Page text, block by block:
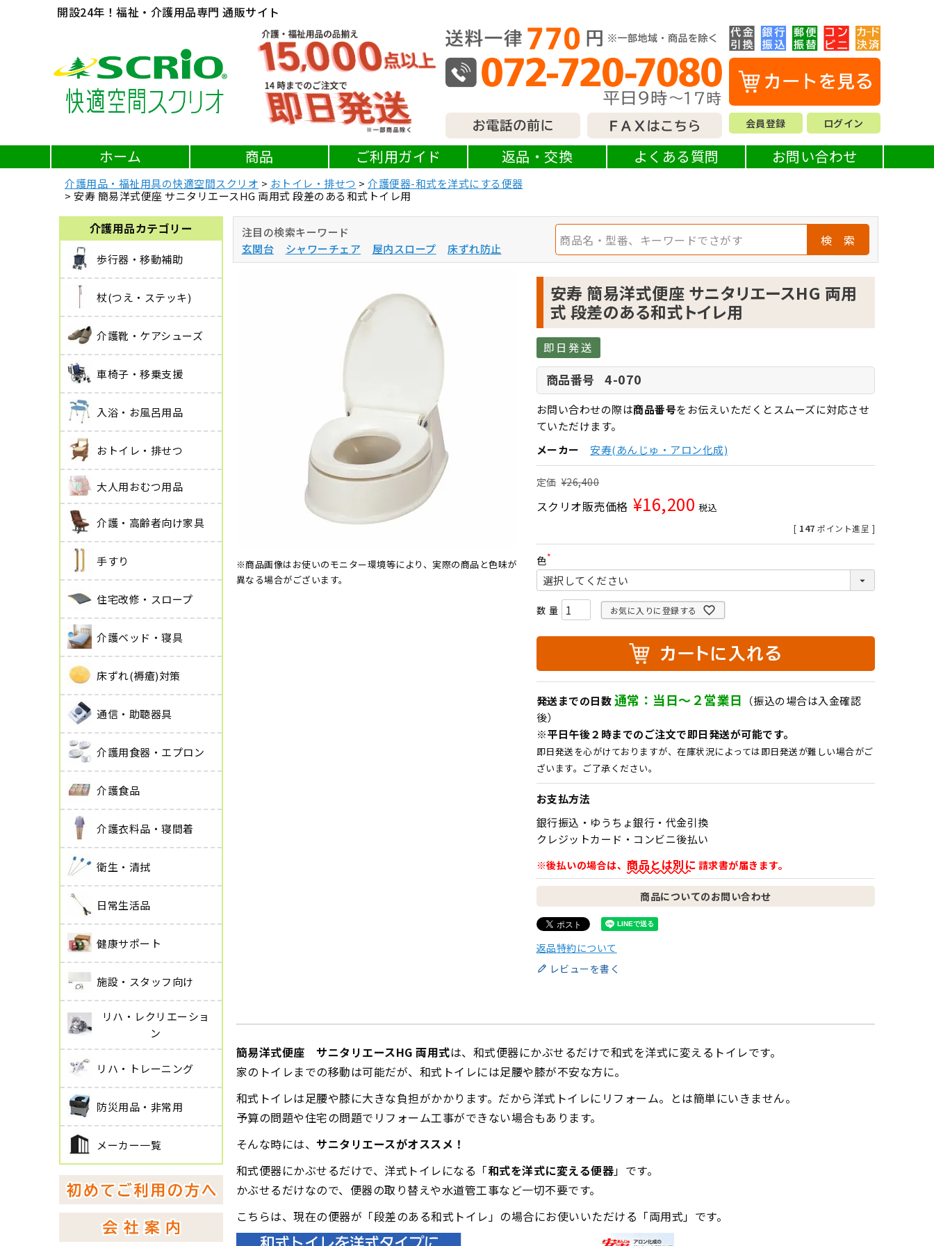
開設24年！福祉・介護用品専門 通販サイト
会員登録 ログイン
ホーム 商品 ご利用ガイド 返品・交換 よくある質問 お問い合わせ
介護用品・福祉用具の快適空間スクリオ おトイレ・排せつ
介護便器-和式を洋式にする便器
安寿 簡易洋式便座 サニタリエースHG 両用式 段差のある和式トイレ用
介護用品カテゴリー
歩行器・移動補助
杖(つえ・ステッキ)
介護靴・ケアシューズ
車椅子・移乗支援
入浴・お風呂用品
おトイレ・排せつ
大人用おむつ用品
介護・高齢者向け家具
手すり
住宅改修・スロープ
介護ベッド・寝具
床ずれ(褥瘡)対策
通信・助聴器具
介護用食器・エプロン
介護食品
介護衣料品・寝間着
衛生・清拭
日常生活品
健康サポート
施設・スタッフ向け
リハ・レクリエーショ
ン
リハ・トレーニング
防災用品・非常用
メーカー一覧
注目の検索キーワード
玄関台
シャワーチェア 屋内スロープ 床ずれ防止
検 索
※商品画像はお使いのモニター環境等により、実際の商品と色味が
異なる場合がございます。
安寿 簡易洋式便座 サニタリエースHG 両用
式 段差のある和式トイレ用
即日発送
商品番号 4-070
お問い合わせの際は商品番号をお伝えいただくとスムーズに対応させ
ていただけます。
メーカー
安寿(あんじゅ・アロン化成)
定価 ¥26,400
スクリオ販売価格 ¥16,200 税込
[ 147 ポイント進呈 ]
色
(
必
須
お気に入りに登録する
発送までの日数通常：当日～２営業日
（振込の場合は入金確認
後）
※平日午後２時までのご注文で即日発送が可能です。
即日発送を心がけておりますが、在庫状況によっては即日発送が難しい場合がご
ざいます。ご了承ください。
お支払方法
銀行振込・ゆうちょ銀行・代金引換
クレジットカード・コンビニ後払い
※後払いの場合は、 商品とは別に 請求書が届きます。
商品についてのお問い合わせ
返品特約について
レビューを書く
簡易洋式便座 サニタリエースHG 両用式は、和式便器にかぶせるだけで和式を洋式に変えるトイレです。
家のトイレまでの移動は可能だが、和式トイレには足腰や膝が不安な方に。
和式トイレは足腰や膝に大きな負担がかかります。だから洋式トイレにリフォーム。とは簡単にいきません。
予算の問題や住宅の問題でリフォーム工事ができない場合もあります。
そんな時には、 サニタリエースがオススメ！
和式便器にかぶせるだけで、洋式トイレになる「和式を洋式に変える便器」です。
かぶせるだけなので、便器の取り替えや水道管工事など一切不要です。
こちらは、現在の便器が「段差のある和式トイレ」の場合にお使いいただける「両用式」です。